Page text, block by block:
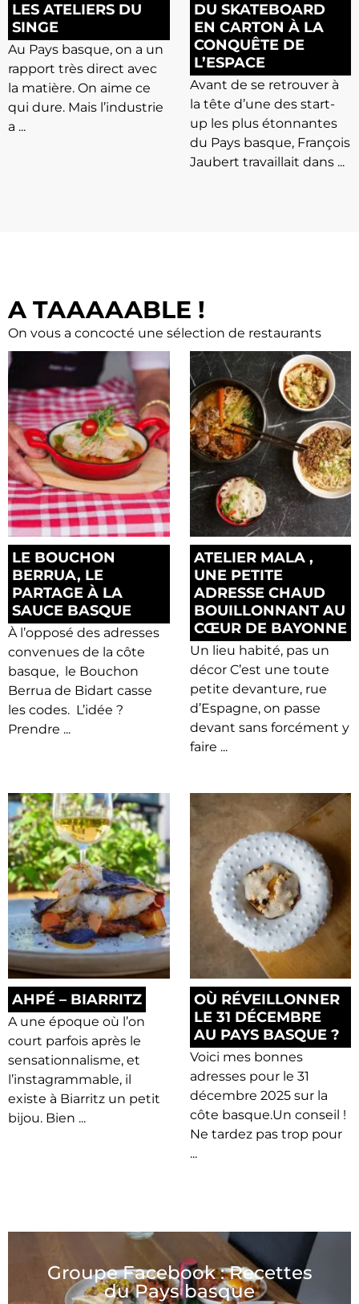
LES ATELIERS DU
SINGE
Au Pays basque, on a un
rapport très direct avec
la matière. On aime ce
qui dure. Mais l’industrie
a ...
DU SKATEBOARD
EN CARTON À LA
CONQUÊTE DE
L’ESPACE
Avant de se retrouver à
la tête d’une des start-
up les plus étonnantes
du Pays basque, François
Jaubert travaillait dans ...
A TAAAAABLE !
On vous a concocté une sélection de restaurants
LE BOUCHON
BERRUA, LE
PARTAGE À LA
SAUCE BASQUE
À l’opposé des adresses
convenues de la côte
basque, le Bouchon
Berrua de Bidart casse
les codes. L’idée ?
Prendre ...
ATELIER MALA ,
UNE PETITE
ADRESSE CHAUD
BOUILLONNANT AU
CŒUR DE BAYONNE
Un lieu habité, pas un
décor C’est une toute
petite devanture, rue
d’Espagne, on passe
devant sans forcément y
faire ...
AHPÉ – BIARRITZ
A une époque où l’on
court parfois après le
sensationnalisme, et
l’instagrammable, il
existe à Biarritz un petit
bijou. Bien ...
OÙ RÉVEILLONNER
LE 31 DÉCEMBRE
AU PAYS BASQUE ?
Voici mes bonnes
adresses pour le 31
décembre 2025 sur la
côte basque.Un conseil !
Ne tardez pas trop pour
...
Groupe Facebook : Recettes
du Pays basque